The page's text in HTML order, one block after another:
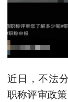
近日，不法
职称评审政